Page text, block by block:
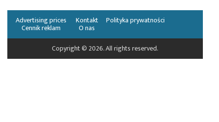
Cennik reklam
Advertising prices Kontakt
O nas
Polityka prywatności
Copyright © 2026. All rights reserved.